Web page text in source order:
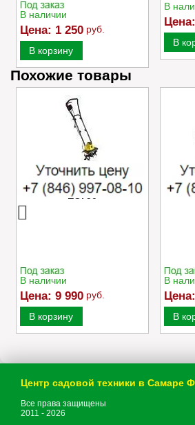
В наличии
Цена: 1 250 руб.
В корзину
В
Цена:
В
Похожие товары
Электрический
культиватор Champion
EC750
В наличии
Цена: 9 990 руб.
В корзину
В
Цена:
В
Центр садовой техники в Самаре
Все права защищены
2011 - 2026